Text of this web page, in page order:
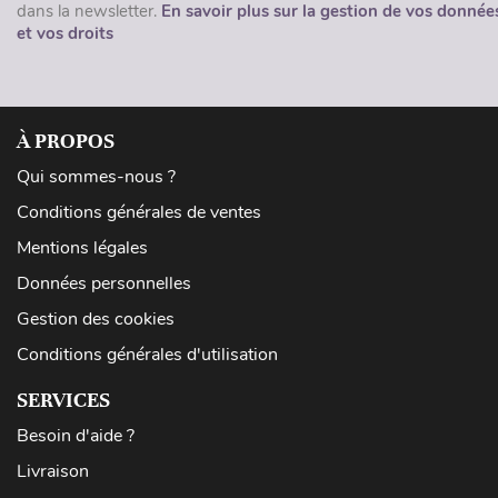
dans la newsletter. En savoir plus sur la gestion de vos
et vos droits
À PROPOS
Qui sommes-nous ?
Conditions générales de ventes
Mentions légales
Données personnelles
Gestion des cookies
Conditions générales d'utilisation
SERVICES
Besoin d'aide ?
Livraison